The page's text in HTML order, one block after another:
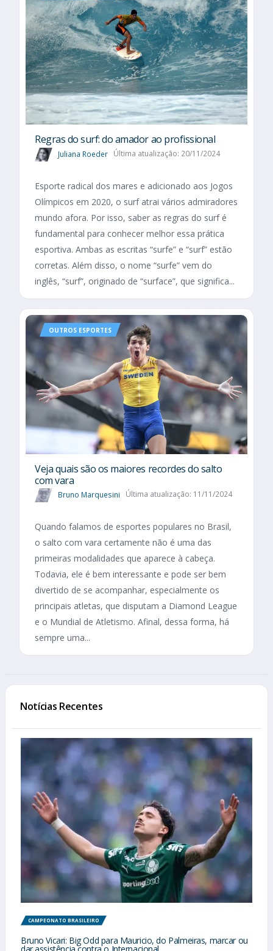
Regras do surf: do amador ao profissional
Juliana Roeder Última atualização: 20/11/2024
Esporte radical dos mares e adicionado aos Jogos
Olímpicos em 2020, o surf atrai vários admiradores
mundo afora. Por isso, saber as regras do surf é
fundamental para conhecer melhor essa prática
esportiva. Ambas as escritas “surfe” e “surf” estão
corretas. Além disso, o nome “surfe” vem do
inglês, “surf”, originado de “surface”, que significa...
OUTROS ESPORTES
Veja quais são os maiores recordes do salto
com vara
Bruno Marquesini Última atualização: 11/11/2024
Quando falamos de esportes populares no Brasil,
o salto com vara certamente não é uma das
primeiras modalidades que aparece à cabeça.
Todavia, ele é bem interessante e pode ser bem
divertido de se acompanhar, especialmente os
principais atletas, que disputam a Diamond League
e o Mundial de Atletismo. Afinal, dessa forma, há
sempre uma...
Notícias Recentes
CAMPEONATO BRASILEIRO
Bruno Vicari: Big Odd para Mauricio, do Palmeiras, marcar ou